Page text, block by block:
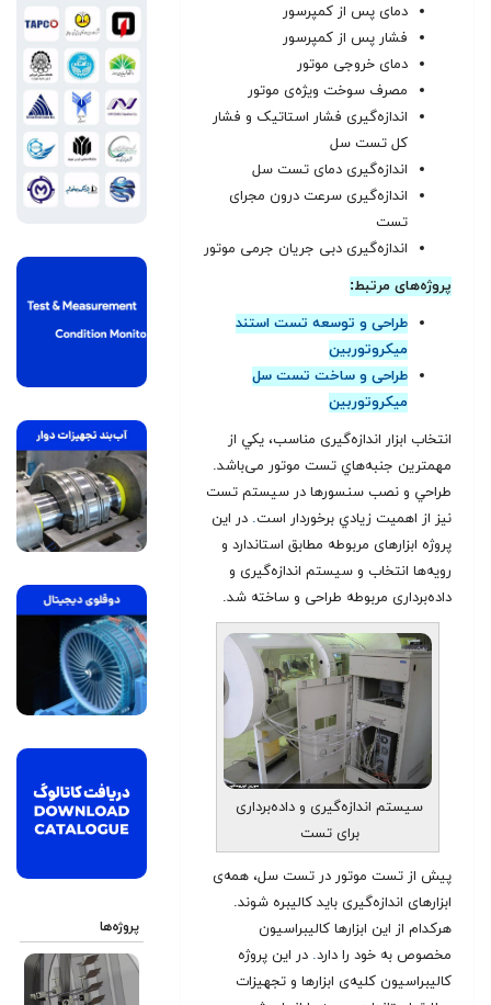
دمای پس از کمپرسور
فشار پس از کمپرسور
دمای خروجی موتور
مصرف سوخت ويژه‌ی موتور
اندازه‌گيری فشار استاتيک و فشار
کل تست سل
اندازه‌گيری دمای تست سل
اندازه‌گيری سرعت درون مجرای
تست
اندازه‌گيری دبی جريان جرمی موتور
پروژه‌های مرتبط:
طراحی و توسعه تست استند
میکروتوربین
طراحی و ساخت تست سل
میکروتوربین
انتخاب ابزار اندازه‌گيری مناسب، يکي از
مهمترين جنبه‌هاي تست موتور می‌باشد.
طراحي و نصب سنسورها در سيستم تست
نيز از اهميت زيادي برخوردار است. در این
پروژه ابزارهای مربوطه مطابق استاندارد و
رویه‌ها انتخاب و سیستم اندازه‌گیری و
داده‌برداری مربوطه طراحی و ساخته شد.
سیستم اندازه‌گیری و داده‌برداری
برای تست
پیش از تست موتور در تست سل، همه‌ی
ابزارهای اندازه‌گیری باید کالیبره شوند.
هرکدام از این ابزارها کالیبراسیون
مخصوص به خود را دارد. در این پروژه
کالیبراسیون کلیه‌ی ابزارها و تجهیزات
پروژه‌ها